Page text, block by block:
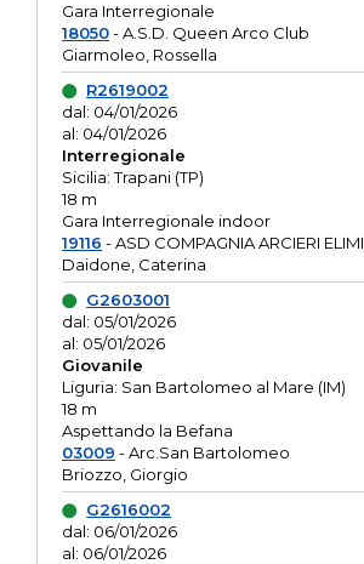
Gara Interregionale
18050- A.S.D. Queen Arco Club
Giarmoleo, Rossella
R2619002
dal: 04/01/2026
al: 04/01/2026
Interregionale
Sicilia: Trapani (TP)
18 m
Gara Interregionale indoor
19116 - ASD COMPAGNIA ARCIERI ELIMI
Daidone, Caterina
G2603001
dal: 05/01/2026
al: 05/01/2026
Giovanile
Liguria: San Bartolomeo al Mare (IM)
18 m
Aspettando la Befana
03009 - Arc.San Bartolomeo
Briozzo, Giorgio
G2616002
dal: 06/01/2026
al: 06/01/2026